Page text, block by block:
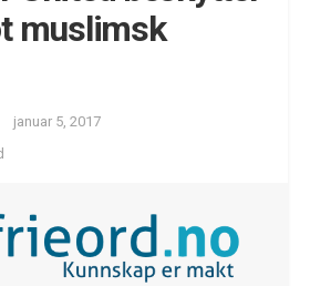
muslimsk
januar 5, 2017